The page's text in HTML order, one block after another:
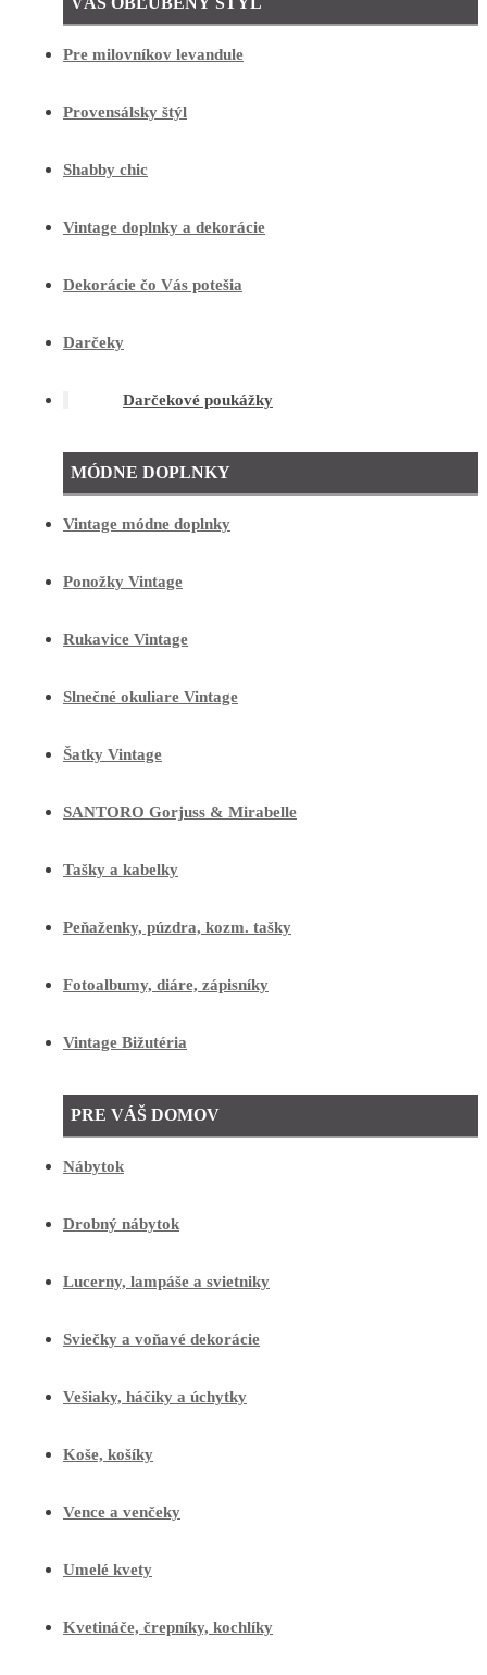
Pre milovníkov levandule
Provensálsky štýl
Shabby chic
Vintage doplnky a dekorácie
Dekorácie čo Vás potešia
Darčeky
Darčekové poukážky
MÓDNE DOPLNKY
Vintage módne doplnky
Ponožky Vintage
Rukavice Vintage
Slnečné okuliare Vintage
Šatky Vintage
SANTORO Gorjuss & Mirabelle
Tašky a kabelky
Peňaženky, púzdra, kozm. tašky
Fotoalbumy, diáre, zápisníky
Vintage Bižutéria
PRE VÁŠ DOMOV
Nábytok
Drobný nábytok
Lucerny, lampáše a svietniky
Sviečky a voňavé dekorácie
Vešiaky, háčiky a úchytky
Koše, košíky
Vence a venčeky
Umelé kvety
Kvetináče, črepníky, kochlíky